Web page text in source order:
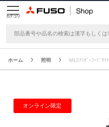
カテゴリ
ホーム 照明 M12ｱﾝﾀﾞｰﾌｰﾄﾞﾗｲﾄ
オンライン限定